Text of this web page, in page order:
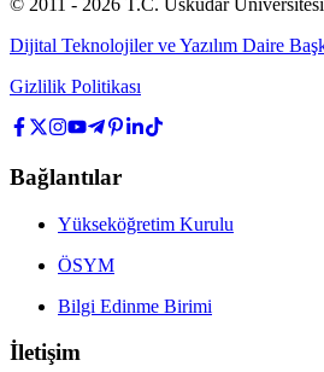
© 2011 - 2026 T.C. Üsküdar Üniversitesi
Dijital Teknolojiler ve Yazılım Daire
Gizlilik Politikası
Bağlantılar
Yükseköğretim Kurulu
ÖSYM
Bilgi Edinme Birimi
İletişim